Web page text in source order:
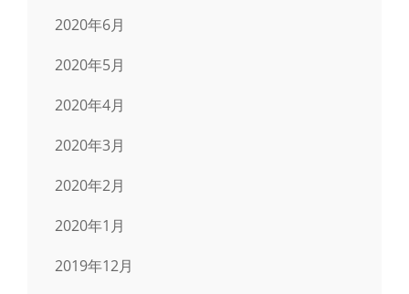
2020年6月
2020年5月
2020年4月
2020年3月
2020年2月
2020年1月
2019年12月